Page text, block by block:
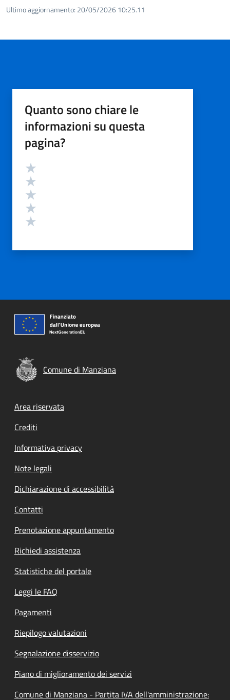
Ultimo aggiornamento: 20/05/2026 10:25.11
Quanto sono chiare le
informazioni su questa
pagina?
Valutazione
Comune di Manziana
Footer menu
Area riservata
Crediti
Informativa privacy
Note legali
Dichiarazione di accessibilità
Contatti
Prenotazione appuntamento
Richiedi assistenza
Statistiche del portale
Leggi le FAQ
Pagamenti
Riepilogo valutazioni
Segnalazione disservizio
Piano di miglioramento dei servizi
Comune di Manziana - Partita IVA dell'amministrazione: